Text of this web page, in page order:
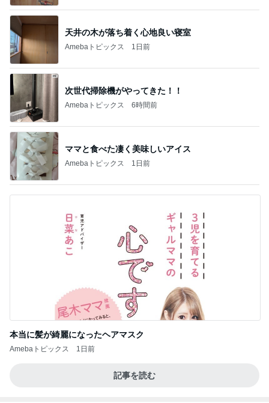
天井の木が落ち着く心地良い寝室
Amebaトピックス 1日前
次世代掃除機がやってきた！！
Amebaトピックス 6時間前
ママと食べた凄く美味しいアイス
Amebaトピックス 1日前
本当に髪が綺麗になったヘアマスク
Amebaトピックス 1日前
記事を読む